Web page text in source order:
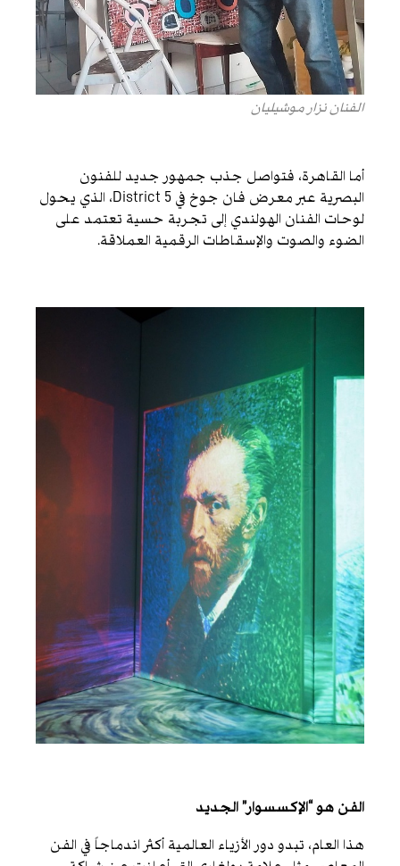
الفنان نزار موشيليان
أما القاهرة، فتواصل جذب جمهور جديد للفنون
البصرية عبر معرض فان جوخ في District 5، الذي يحول
لوحات الفنان الهولندي إلى تجربة حسية تعتمد على
الضوء والصوت والإسقاطات الرقمية العملاقة.
الفن هو “الإكسسوار” الجديد
هذا العام، تبدو دور الأزياء العالمية أكثر اندماجاً في الفن